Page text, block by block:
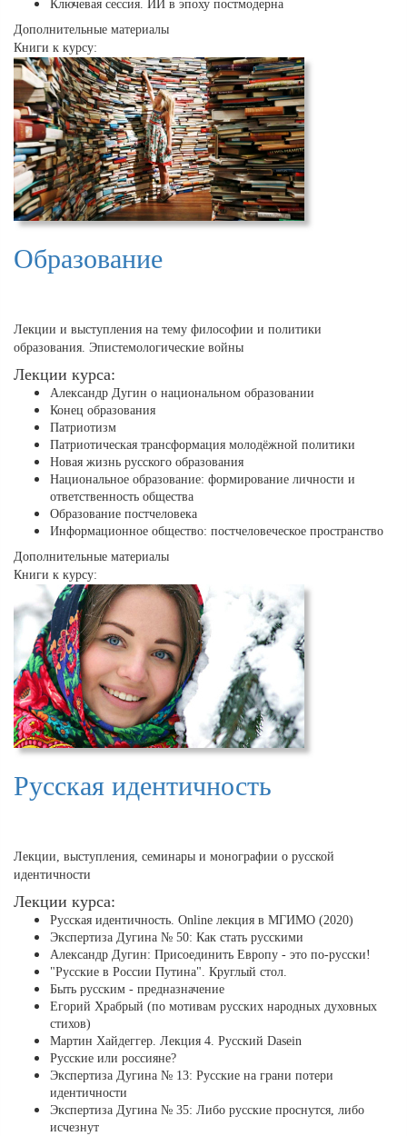
Ключевая сессия. ИИ в эпоху постмодерна
Дополнительные материалы
Книги к курсу:
Образование
Лекции и выступления на тему философии и политики
образования. Эпистемологические войны
Лекции курса:
Александр Дугин о национальном образовании
Конец образования
Патриотизм
Патриотическая трансформация молодёжной политики
Новая жизнь русского образования
Национальное образование: формирование личности и
ответственность общества
Образование постчеловека
Информационное общество: постчеловеческое пространство
Дополнительные материалы
Книги к курсу:
Русская идентичность
Лекции, выступления, семинары и монографии о русской
идентичности
Лекции курса:
Русская идентичность. Online лекция в МГИМО (2020)
Экспертиза Дугина № 50: Как стать русскими
Александр Дугин: Присоединить Европу - это по-русски!
"Русские в России Путина". Круглый стол.
Быть русским - предназначение
Егорий Храбрый (по мотивам русских народных духовных
стихов)
Мартин Хайдеггер. Лекция 4. Русский Dasein
Русские или россияне?
Экспертиза Дугина № 13: Русские на грани потери
идентичности
Экспертиза Дугина № 35: Либо русские проснутся, либо
исчезнут